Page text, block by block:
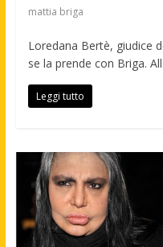
mattia briga
Loredana Bertè, giudice
se la prende con Briga.
Leggi tutto